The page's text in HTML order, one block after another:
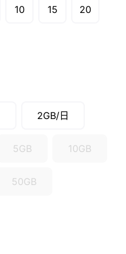
10 15 20
2GB/日
5GB 10GB
50GB